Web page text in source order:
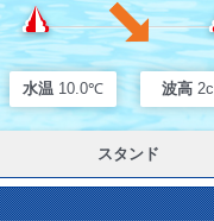
水温 10.0℃ 波高
スタンド